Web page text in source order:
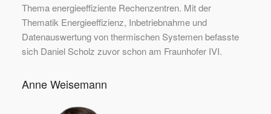
Thema energieeffiziente Rechenzentren. Mit der
Thematik Energieeffizienz, Inbetriebnahme und
Datenauswertung von thermischen Systemen befasste
sich Daniel Scholz zuvor schon am Fraunhofer IVI.
Anne Weisemann